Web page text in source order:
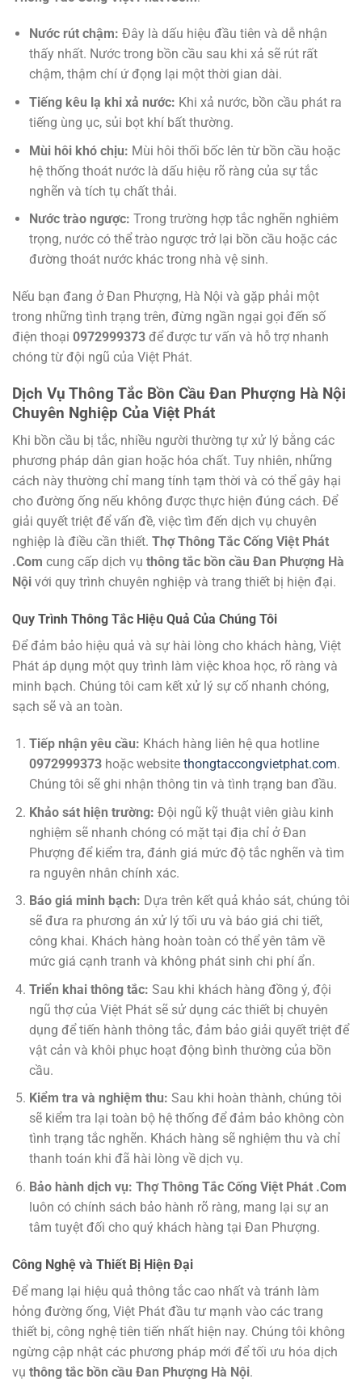
Nước rút chậm: Đây là dấu hiệu đầu tiên và dễ nhận
thấy nhất. Nước trong bồn cầu sau khi xả sẽ rút rất
chậm, thậm chí ứ đọng lại một thời gian dài.
Tiếng kêu lạ khi xả nước: Khi xả nước, bồn cầu phát ra
tiếng ùng ục, sủi bọt khí bất thường.
Mùi hôi khó chịu: Mùi hôi thối bốc lên từ bồn cầu hoặc
hệ thống thoát nước là dấu hiệu rõ ràng của sự tắc
nghẽn và tích tụ chất thải.
Nước trào ngược: Trong trường hợp tắc nghẽn nghiêm
trọng, nước có thể trào ngược trở lại bồn cầu hoặc các
đường thoát nước khác trong nhà vệ sinh.
Nếu bạn đang ở Đan Phượng, Hà Nội và gặp phải một
trong những tình trạng trên, đừng ngần ngại gọi đến số
điện thoại 0972999373 để được tư vấn và hỗ trợ nhanh
chóng từ đội ngũ của Việt Phát.
Dịch Vụ Thông Tắc Bồn Cầu Đan Phượng Hà Nội
Chuyên Nghiệp Của Việt Phát
Khi bồn cầu bị tắc, nhiều người thường tự xử lý bằng các
phương pháp dân gian hoặc hóa chất. Tuy nhiên, những
cách này thường chỉ mang tính tạm thời và có thể gây hại
cho đường ống nếu không được thực hiện đúng cách. Để
giải quyết triệt để vấn đề, việc tìm đến dịch vụ chuyên
nghiệp là điều cần thiết. Thợ Thông Tắc Cống Việt Phát
.Com cung cấp dịch vụ thông tắc bồn cầu Đan Phượng Hà
Nội với quy trình chuyên nghiệp và trang thiết bị hiện đại.
Quy Trình Thông Tắc Hiệu Quả Của Chúng Tôi
Để đảm bảo hiệu quả và sự hài lòng cho khách hàng, Việt
Phát áp dụng một quy trình làm việc khoa học, rõ ràng và
minh bạch. Chúng tôi cam kết xử lý sự cố nhanh chóng,
sạch sẽ và an toàn.
Tiếp nhận yêu cầu: Khách hàng liên hệ qua hotline
0972999373hoặc website thongtaccongvietphat.com.
Chúng tôi sẽ ghi nhận thông tin và tình trạng ban đầu.
Khảo sát hiện trường: Đội ngũ kỹ thuật viên giàu kinh
nghiệm sẽ nhanh chóng có mặt tại địa chỉ ở Đan
Phượng để kiểm tra, đánh giá mức độ tắc nghẽn và tìm
ra nguyên nhân chính xác.
Báo giá minh bạch: Dựa trên kết quả khảo sát, chúng tôi
sẽ đưa ra phương án xử lý tối ưu và báo giá chi tiết,
công khai. Khách hàng hoàn toàn có thể yên tâm về
mức giá cạnh tranh và không phát sinh chi phí ẩn.
Triển khai thông tắc: Sau khi khách hàng đồng ý, đội
ngũ thợ của Việt Phát sẽ sử dụng các thiết bị chuyên
dụng để tiến hành thông tắc, đảm bảo giải quyết triệt để
vật cản và khôi phục hoạt động bình thường của bồn
cầu.
Kiểm tra và nghiệm thu: Sau khi hoàn thành, chúng tôi
sẽ kiểm tra lại toàn bộ hệ thống để đảm bảo không còn
tình trạng tắc nghẽn. Khách hàng sẽ nghiệm thu và chỉ
thanh toán khi đã hài lòng về dịch vụ.
Bảo hành dịch vụ: Thợ Thông Tắc Cống Việt Phát .Com
luôn có chính sách bảo hành rõ ràng, mang lại sự an
tâm tuyệt đối cho quý khách hàng tại Đan Phượng.
Công Nghệ và Thiết Bị Hiện Đại
Để mang lại hiệu quả thông tắc cao nhất và tránh làm
hỏng đường ống, Việt Phát đầu tư mạnh vào các trang
thiết bị, công nghệ tiên tiến nhất hiện nay. Chúng tôi không
ngừng cập nhật các phương pháp mới để tối ưu hóa dịch
vụ thông tắc bồn cầu Đan Phượng Hà Nội.